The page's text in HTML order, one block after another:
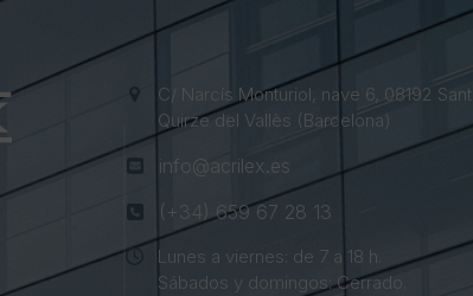
C/ Narcís Monturiol, nave 6, 08192 Sant
Quirze del Vallès (Barcelona)
info@acrilex.es
(+34) 659 67 28 13
Lunes a viernes: de 7 a 18 h.
Sábados y domingos: Cerrado.